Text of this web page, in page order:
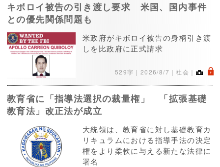
キボロイ被告の引き渡し要求 米国、国内事件
との優先関係問題も
米政府がキボロイ被告の身柄引き渡
しを比政府に正式請求
529字｜ 2026/8/7 ｜社会｜ .
教育省に「指導法選択の裁量権」 「拡張基礎
教育法」改正法が成立
大統領は、教育省に対し基礎教育カ
リキュラムにおける指導手法の決定
権をより柔軟に与える新たな法律に
署名